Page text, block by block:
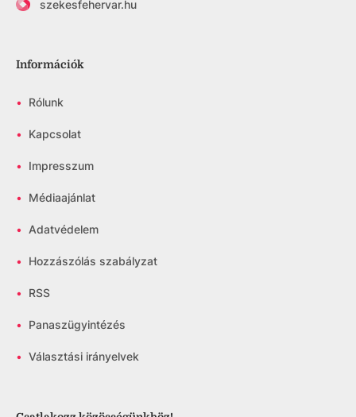
szekesfehervar.hu
Információk
• Rólunk
• Kapcsolat
• Impresszum
• Médiaajánlat
• Adatvédelem
• Hozzászólás szabályzat
• RSS
• Panaszügyintézés
• Választási irányelvek